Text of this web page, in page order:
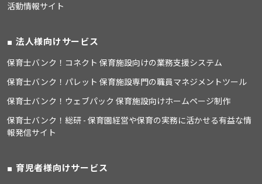
活動情報サイト
法人様向けサービス
保育士バンク！コネクト 保育施設向けの業務支援システム
保育士バンク！パレット 保育施設専門の職員マネジメントツール
保育士バンク！ウェブパック 保育施設向けホームページ制作
保育士バンク！総研 - 保育園経営や保育の実務に活かせる有益な情
報発信サイト
育児者様向けサービス